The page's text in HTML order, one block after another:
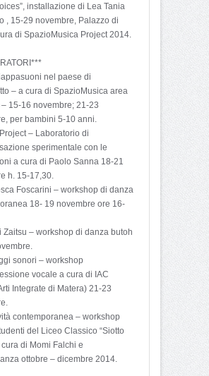
installazione di Lea Tania
, 15-29 novembre, Palazzo di
di SpazioMusica Project 2014.
nel paese di
– a cura di SpazioMusica area
15-16 novembre; 21-23
per bambini 5-10 anni.
– Laboratorio di
sperimentale con le
a cura di Paolo Sanna 18-21
h. 15-17,30.
Foscarini – workshop di danza
18- 19 novembre ore 16-
Zaitsu – workshop di danza butoh
sonori – workshop
vocale a cura di IAC
Integrate di Matera) 21-23
contemporanea – workshop
del Liceo Classico “Siotto
cura di Momi Falchi e
ottobre – dicembre 2014.